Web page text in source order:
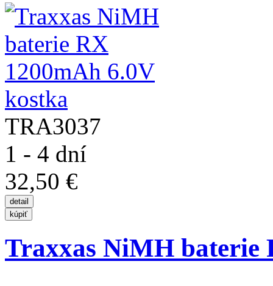
TRA3037
1 - 4 dní
32,50 €
Traxxas NiMH baterie